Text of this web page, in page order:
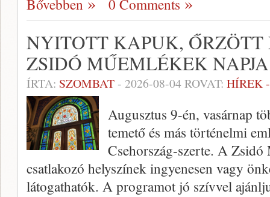
Bővebben 0 Comments
NYITOTT KAPUK, ŐRZÖTT
ZSIDÓ MŰEMLÉKEK
ÍRTA: SZOMBAT- 2026-08-04ROVAT: HÍREK
Augusztus 9-én, vasárnap
temető és más történelmi
Csehország-szerte. A
csatlakozó helyszínek ingyenesen vagy
látogathatók. A programot jó szívvel